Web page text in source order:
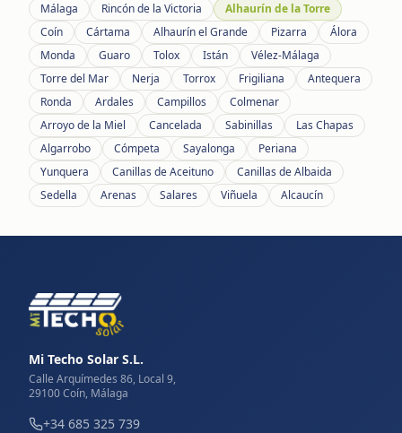
Málaga
Rincón de la Victoria
Alhaurín de la Torre
Coín
Cártama Alhaurín el Grande Pizarra
Álora
Monda
Guaro Tolox Istán
Vélez-Málaga
Torre del Mar
Nerja Torrox Frigiliana
Antequera
Ronda
Ardales Campillos
Colmenar
Arroyo de la Miel
Cancelada Sabinillas
Las Chapas
Algarrobo
Cómpeta Sayalonga
Periana
Yunquera
Canillas de Aceituno
Canillas de Albaida
Sedella
Arenas Salares Viñuela Alcaucín
Mi Techo Solar S.L.
Calle Arquímedes 86, Local 9,
29100 Coín, Málaga
+34 685 325 739